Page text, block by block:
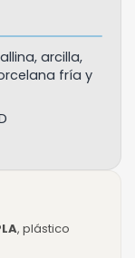
arcilla,
fría y
, plástico